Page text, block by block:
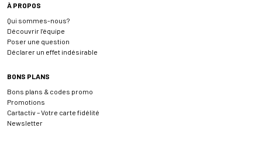
À PROPOS
Qui sommes-nous?
Découvrir l’équipe
Poser une question
Déclarer un effet indésirable
BONS PLANS
Bons plans & codes promo
Promotions
Cartactiv – Votre carte fidélité
Newsletter